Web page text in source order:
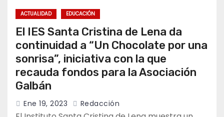
ACTUALIDAD EDUCACIÓN
El IES Santa Cristina de Lena da
continuidad a “Un Chocolate por una
sonrisa”, iniciativa con la que
recauda fondos para la Asociación
Galbán
Ene 19, 2023 Redacción